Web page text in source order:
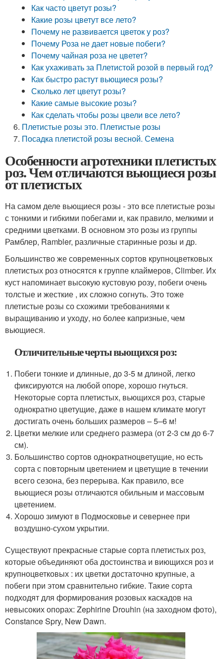
Как часто цветут розы?
Какие розы цветут все лето?
Почему не развивается цветок у роз?
Почему Роза не дает новые побеги?
Почему чайная роза не цветет?
Как ухаживать за Плетистой розой в первый год?
Как быстро растут вьющиеся розы?
Сколько лет цветут розы?
Какие самые высокие розы?
Как сделать чтобы розы цвели все лето?
Плетистые розы это. Плетистые розы
Посадка плетистой розы весной. Семена
Особенности агротехники плетистых
роз. Чем отличаются вьющиеся розы
от плетистых
На самом деле вьющиеся розы - это все плетистые розы
с тонкими и гибкими побегами и, как правило, мелкими и
средними цветками. В основном это розы из группы
Рамблер, Rambler, различные старинные розы и др.
Большинство же современных сортов крупноцветковых
плетистых роз относятся к группе клаймеров, Climber. Их
куст напоминает высокую кустовую розу, побеги очень
толстые и жесткие , их сложно согнуть. Это тоже
плетистые розы со схожими требованиями к
выращиванию и уходу, но более капризные, чем
вьющиеся.
Отличительные черты вьющихся роз:
Побеги тонкие и длинные, до 3-5 м длиной, легко
фиксируются на любой опоре, хорошо гнуться.
Некоторые сорта плетистых, вьющихся роз, старые
однократно цветущие, даже в нашем климате могут
достигать очень больших размеров – 5–6 м!
Цветки мелкие или среднего размера (от 2-3 см до 6-7
см).
Большинство сортов однократноцветущие, но есть
сорта с повторным цветением и цветущие в течении
всего сезона, без перерыва. Как правило, все
вьющиеся розы отличаются обильным и массовым
цветением.
Хорошо зимуют в Подмосковье и севернее при
воздушно-сухом укрытии.
Существуют прекрасные старые сорта плетистых роз,
которые объединяют оба достоинства и виющихся роз и
крупноцветковых : их цветки достаточно крупные, а
побеги при этом сравнительно гибкие. Такие сорта
подходят для формирования розовых каскадов на
невысоких опорах: Zephirine Drouhin (на заходном фото),
Constance Spry, New Dawn.